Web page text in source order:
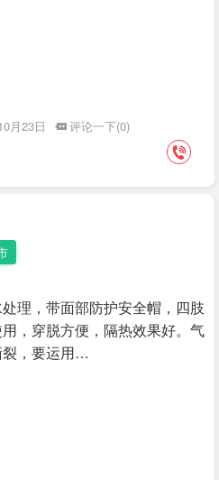
月23日
评论一下(0)
理，带面部防护安全帽，四肢
，穿脱方便，隔热效果好。气
裂，要运用…